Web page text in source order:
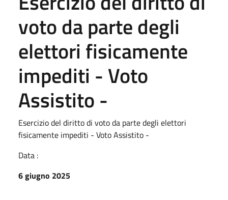
voto da parte degli
elettori fisicamente
impediti - Voto
Assistito -
Esercizio del diritto di voto da parte degli elettori
fisicamente impediti - Voto Assistito -
Data :
6 giugno 2025